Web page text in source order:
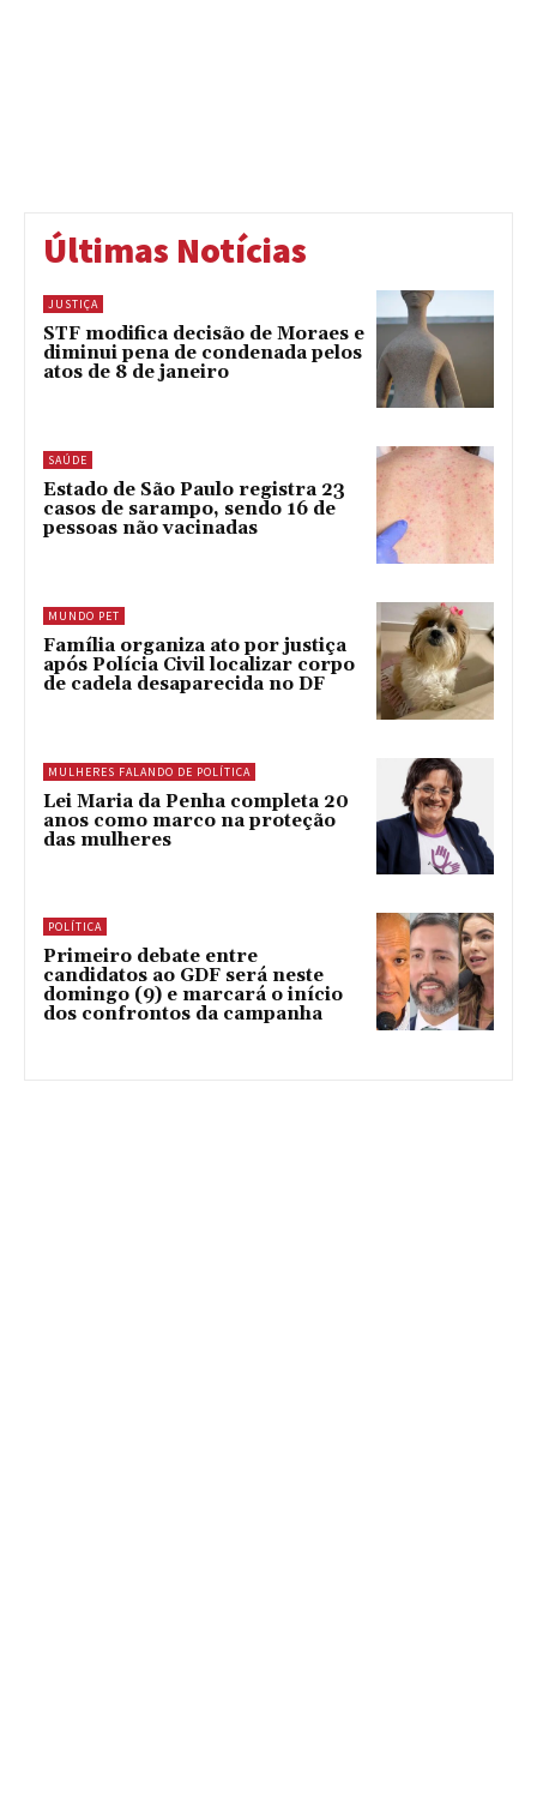
Últimas Notícias
JUSTIÇA
STF modifica decisão de Moraes e
diminui pena de condenada pelos
atos de 8 de janeiro
SAÚDE
Estado de São Paulo registra 23
casos de sarampo, sendo 16 de
pessoas não vacinadas
MUNDO PET
Família organiza ato por justiça
após Polícia Civil localizar corpo
de cadela desaparecida no DF
MULHERES FALANDO DE POLÍTICA
Lei Maria da Penha completa 20
anos como marco na proteção
das mulheres
POLÍTICA
Primeiro debate entre
candidatos ao GDF será neste
domingo (9) e marcará o início
dos confrontos da campanha